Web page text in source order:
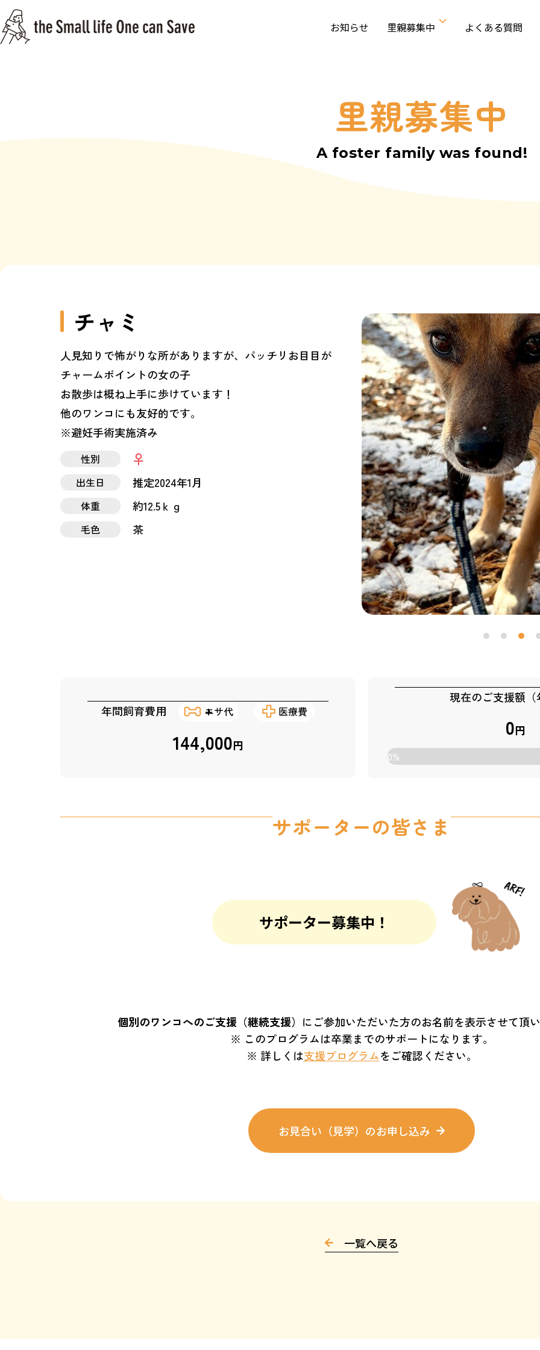
お知らせ 里親募集中 よくある質問
里親募集中
A foster family was found!
チャミ
人見知りで怖がりな所がありますが、パッチリお目目が
チャームポイントの女の子
お散歩は概ね上手に歩けています！
他のワンコにも友好的です。
※避妊手術実施済み
性別
出生日
推定2024年1月
体重 約12.5ｋｇ
毛色 茶
年間飼育費用 エサ代 医療費
144,000円
現在のご支援額（
0円
0%
サポーターの皆さま
サポーター募集中！
個別のワンコへのご支援（継続支援） にご参加いただいた方のお名前を表示させて頂
このプログラムは卒業までのサポートになります。
詳しくは支援プログラムをご確認ください。
お見合い（見学）のお申し込み
一覧へ戻る